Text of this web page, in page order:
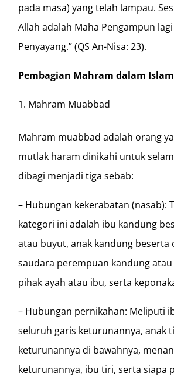
pada masa) yang telah lampau.
Allah adalah Maha Pengampun
Penyayang.” (QS An-Nisa: 23).
Pembagian Mahram dalam Islam
Mahram Muabbad
Mahram muabbad adalah orang
mutlak haram dinikahi untuk
dibagi menjadi tiga sebab:
– Hubungan kekerabatan (nasab):
kategori ini adalah ibu kandung
atau buyut, anak kandung beserta
saudara perempuan kandung
pihak ayah atau ibu, serta
– Hubungan pernikahan: Meliputi
seluruh garis keturunannya, anak
keturunannya di bawahnya,
keturunannya, ibu tiri, serta siapa